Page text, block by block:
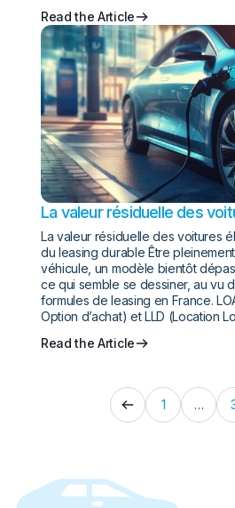
Read the Article
La valeur résiduelle des
ou la clé du leasing durable
La valeur résiduelle des voitures
du leasing durable Être
véhicule, un modèle bientôt
ce qui semble se dessiner, au vu
formules de leasing en France.
Option d’achat) et LLD (Location
Read the Article
1 …